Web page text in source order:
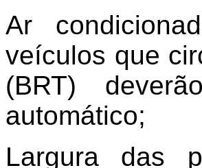
Ar
veículos que
(BRT)
automático;
Largura das